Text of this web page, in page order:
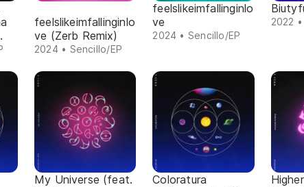
feelslikeimfallinginlo
ve (Zerb Remix)
2024 • Sencillo/EP
feelslikeimfallinginlo
ve
2024 • Sencillo/EP
2022
My Universe (feat.
Coloratura